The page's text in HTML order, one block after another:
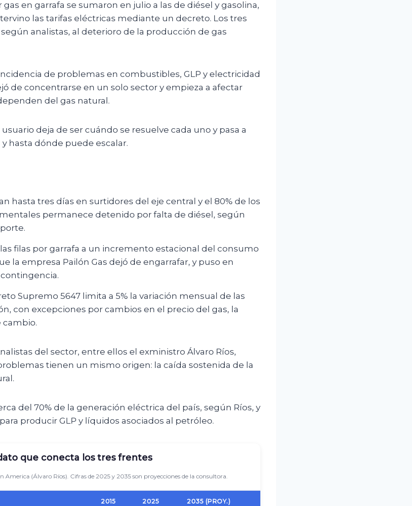
gas en garrafa se sumaron en julio a las de diésel y gasolina,
las tarifas eléctricas mediante un decreto. Los tres
analistas, al deterioro de la producción de gas
de problemas en combustibles, GLP y electricidad
de concentrarse en un solo sector y empieza a afectar
del gas natural.
deja de ser cuándo se resuelve cada uno y pasa a
hasta dónde puede escalar.
hasta tres días en surtidores del eje central y el 80% de los
permanece detenido por falta de diésel, según
las filas por garrafa a un incremento estacional del consumo
la empresa Pailón Gas dejó de engarrafar, y puso en
Supremo 5647 limita a 5% la variación mensual de las
con excepciones por cambios en el precio del gas, la
cambio.
del sector, entre ellos el exministro Álvaro Ríos,
tienen un mismo origen: la caída sostenida de la
del 70% de la generación eléctrica del país, según Ríos, y
producir GLP y líquidos asociados al petróleo.
que conecta los tres frentes
America (Álvaro Ríos). Cifras de 2025 y 2035 son proyecciones de la consultora.
2015 2025 2035 (PROY.)